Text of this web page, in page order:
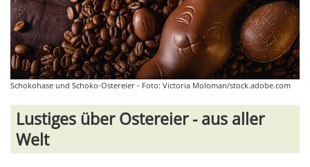
Schokohase und Schoko-Ostereier - Foto: Victoria Moloman/stock.adobe.com
Lustiges über Ostereier - aus aller
Welt